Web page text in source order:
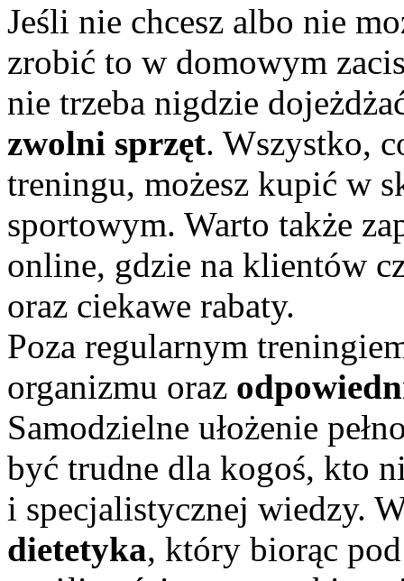
Jeśli nie chcesz albo nie
zrobić to w domowym
nie trzeba nigdzie
zwolni sprzęt. Wszystko,
treningu, możesz kupić w
sportowym. Warto także
online, gdzie na klientów
oraz ciekawe rabaty.
Poza regularnym
organizmu oraz
Samodzielne ułożenie
być trudne dla kogoś, kto
i specjalistycznej wiedzy.
dietetyka, który biorąc